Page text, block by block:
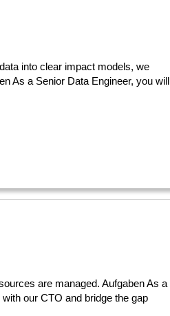
into clear impact models, we
As a Senior Data Engineer, you will
are managed. Aufgaben As a
our CTO and bridge the gap